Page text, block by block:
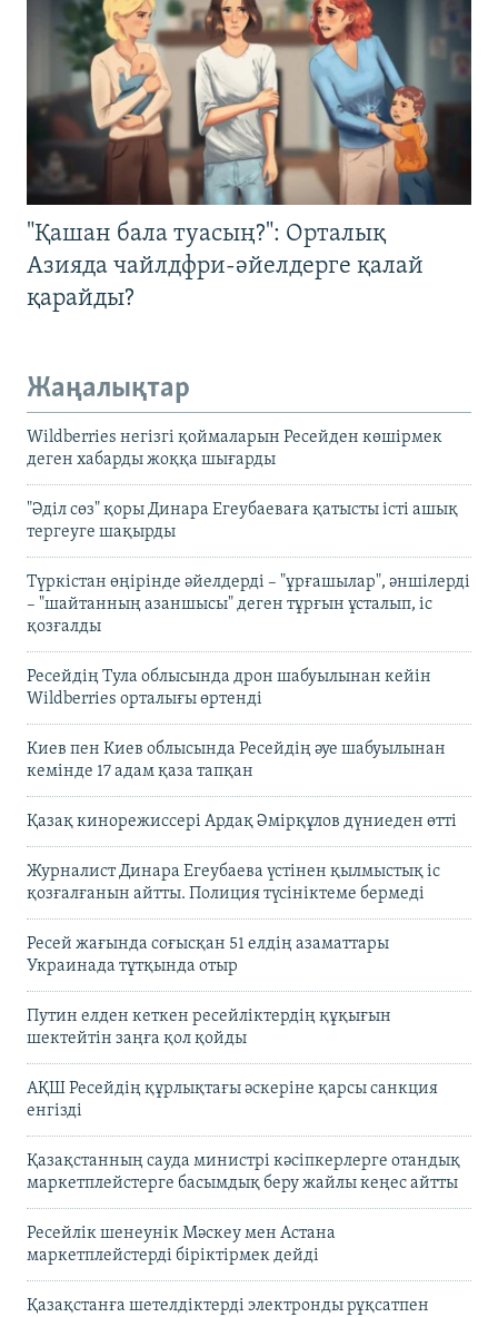
"Қашан бала туасың?": Орталық
Азияда чайлдфри-әйелдерге қалай
қарайды?
Жаңалықтар
Wildberries негізгі қоймаларын Ресейден көшірмек
деген хабарды жоққа шығарды
"Әділ сөз" қоры Динара Егеубаеваға қатысты істі ашық
тергеуге шақырды
Түркістан өңірінде әйелдерді – "ұрғашылар", әншілерді
– "шайтанның азаншысы" деген тұрғын ұсталып, іс
қозғалды
Ресейдің Тула облысында дрон шабуылынан кейін
Wildberries орталығы өртенді
Киев пен Киев облысында Ресейдің әуе шабуылынан
кемінде 17 адам қаза тапқан
Қазақ кинорежиссері Ардақ Әмірқұлов дүниеден өтті
Журналист Динара Егеубаева үстінен қылмыстық іс
қозғалғанын айтты. Полиция түсініктеме бермеді
Ресей жағында соғысқан 51 елдің азаматтары
Украинада тұтқында отыр
Путин елден кеткен ресейліктердің құқығын
шектейтін заңға қол қойды
АҚШ Ресейдің құрлықтағы әскеріне қарсы санкция
енгізді
Қазақстанның сауда министрі кәсіпкерлерге отандық
маркетплейстерге басымдық беру жайлы кеңес айтты
Ресейлік шенеунік Мәскеу мен Астана
маркетплейстерді біріктірмек дейді
Қазақстанға шетелдіктерді электронды рұқсатпен